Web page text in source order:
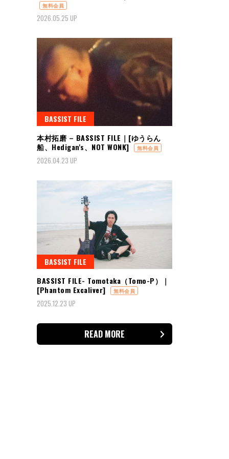
無料会員
2026.05.25 UP
BASSIST FILE
本村拓磨 – BASSIST FILE｜[ゆうらん
船、Hedigan's、NOT WONK]
無料会員
2026.04.23 UP
BASSIST FILE
BASSIST FILE- Tomotaka（Tomo-P）｜
[Phantom Excaliver]
無料会員
2025.12.23 UP
READ MORE